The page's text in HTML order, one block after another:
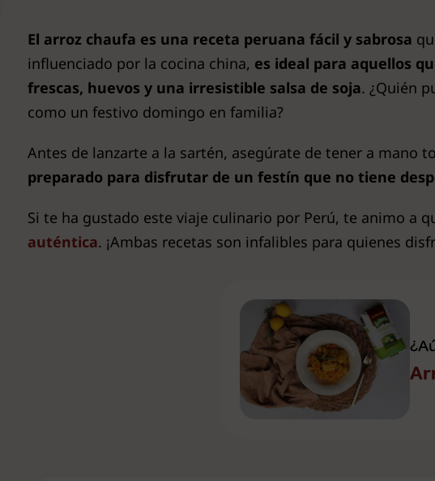
El arroz chaufa es una receta peruana fácil y sabrosa
influenciado por la cocina china, es ideal para aquellos
frescas, huevos y una irresistible salsa de soja. ¿Quién
como un festivo domingo en familia?
Antes de lanzarte a la sartén, asegúrate de tener a mano
preparado para disfrutar de un festín que no tiene
Si te ha gustado este viaje culinario por Perú, te animo a
auténtica. ¡Ambas recetas son infalibles para quienes